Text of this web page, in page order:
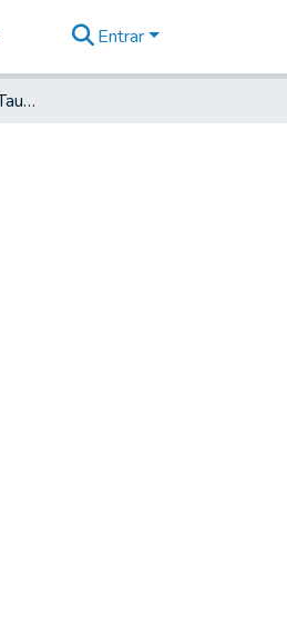
Entrar
Para a Capitam mor de Taubaté